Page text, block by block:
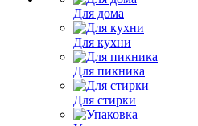
Для дома
Для кухни
Для пикника
Для стирки